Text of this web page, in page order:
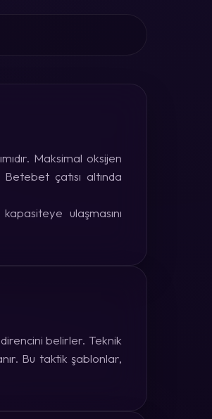
Maksimal oksijen
çatısı altında
ulaşmasını
belirler. Teknik
Bu taktik şablonlar,